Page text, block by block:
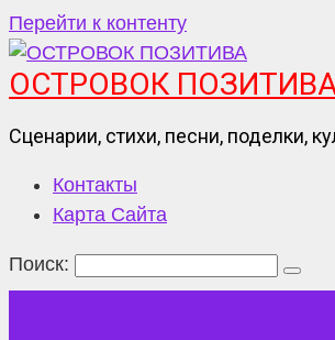
Перейти к контенту
ОСТРОВОК
Сценарии, стихи, песни, поделки,
Контакты
Карта Сайта
Поиск: